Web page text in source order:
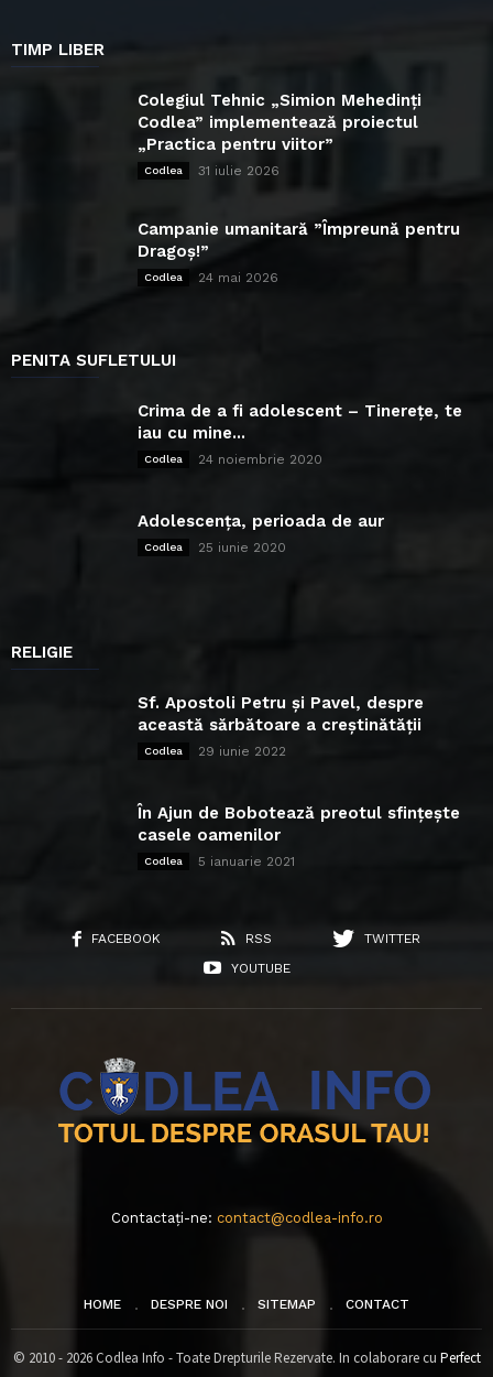
TIMP LIBER
Colegiul Tehnic „Simion Mehedinți
Codlea” implementează proiectul
„Practica pentru viitor”
Codlea 31 iulie 2026
Campanie umanitară ”Împreună pentru
Dragoș!”
Codlea 24 mai 2026
PENITA SUFLETULUI
Crima de a fi adolescent – Tinerețe, te
iau cu mine...
Codlea 24 noiembrie 2020
Adolescența, perioada de aur
Codlea 25 iunie 2020
RELIGIE
Sf. Apostoli Petru și Pavel, despre
această sărbătoare a creștinătății
Codlea 29 iunie 2022
În Ajun de Bobotează preotul sfințește
casele oamenilor
Codlea 5 ianuarie 2021
FACEBOOK RSS
TWITTER
YOUTUBE
Contactați-ne: contact@codlea-info.ro
HOME DESPRE NOI SITEMAP CONTACT
© 2010 - 2026 Codlea Info - Toate Drepturile Rezervate. In colaborare cu Perfect